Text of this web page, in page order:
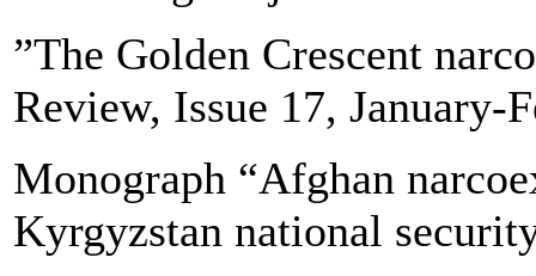
”The Golden Crescent
Review, Issue 17,
Monograph “Afghan
Kyrgyzstan national